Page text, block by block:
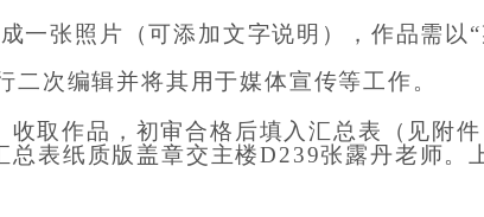
一张照片 （可添加文字说明 ） ， 作品需以“
二次编辑并将其用于媒体宣传等工作。
收取作品 ， 初审合格后填入汇总表（见附件
总表纸质版盖章交主楼D239张露丹老师。